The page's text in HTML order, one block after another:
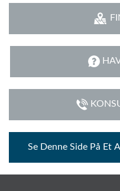
Se Denne Side På Et